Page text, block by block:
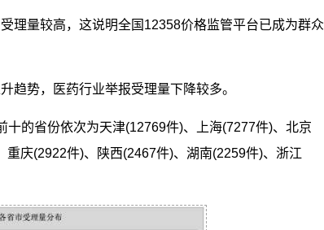
理量较高，这说明全国12358价格监管平台已成为群众
趋势，医药行业举报受理量下降较多。
的省份依次为天津(12769件)、上海(7277件)、北京
庆(2922件)、陕西(2467件)、湖南(2259件)、浙江